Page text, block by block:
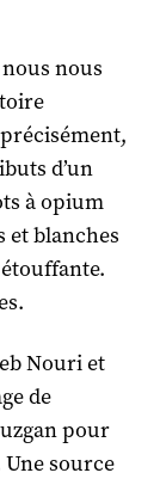
nous
d’un
à opium
et blanches
Nouri et
de
pour
source